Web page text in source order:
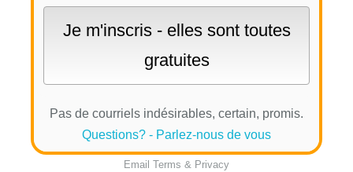
Pas de courriels indésirables, certain, promis.
Questions? - Parlez-nous de vous
Email Terms & Privacy